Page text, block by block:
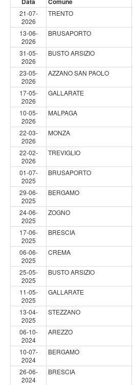
21-07-
2026
TRENTO
13-06-
2026
BRUSAPORTO
31-05-
2026
BUSTO ARSIZIO
23-05-
2026
AZZANO SAN PAOLO
17-05-
2026
GALLARATE
10-05-
2026
MALPAGA
22-03-
2026
MONZA
22-02-
2026
TREVIGLIO
01-07-
2025
BRUSAPORTO
29-06-
2025
BERGAMO
24-06-
2025
ZOGNO
17-06-
2025
BRESCIA
06-06-
2025
CREMA
25-05-
2025
BUSTO ARSIZIO
11-05-
2025
GALLARATE
13-04-
2025
STEZZANO
06-10-
2024
AREZZO
10-07-
2024
BERGAMO
26-06-
2024
BRESCIA